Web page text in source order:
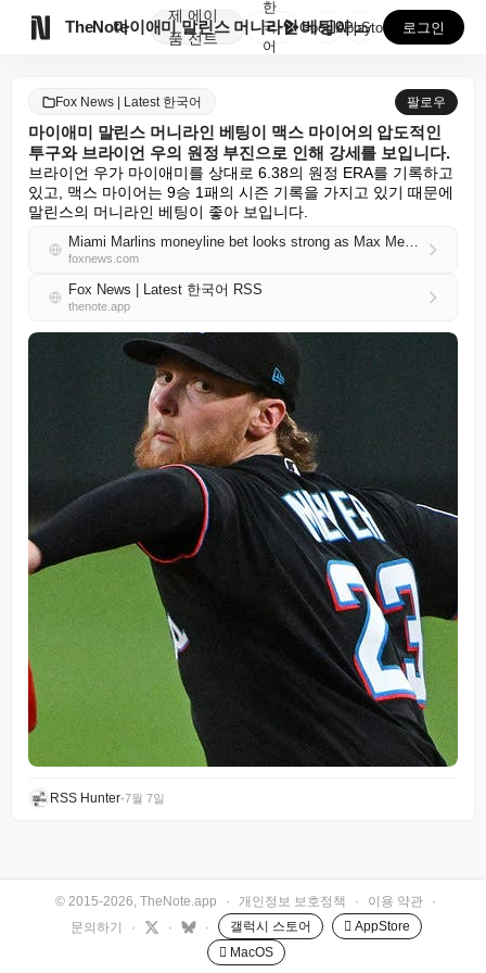
TheNote
제
품
에이
전트
마이애미 말린스 머니라인 베팅이 맥스 마이어의 압도적인...
한
국
어
GooglePlay
AppStore 로그인
Fox News | Latest 한국어 팔로우
마이애미 말린스 머니라인 베팅이 맥스 마이어의 압도적인
투구와 브라이언 우의 원정 부진으로 인해 강세를 보입니다.
브라이언 우가 마이애미를 상대로 6.38의 원정 ERA를 기록하고
있고, 맥스 마이어는 9승 1패의 시즌 기록을 가지고 있기 때문에
말린스의 머니라인 베팅이 좋아 보입니다.
Miami Marlins moneyline bet looks strong as Max Meyer dominates and Bryan Woo struggles on road
foxnews.com
Fox News | Latest 한국어 RSS
thenote.app
RSS Hunter•7월 7일
© 2015-2026, TheNote.app · 개인정보 보호정책 · 이용 약관
·
문의하기
· · · 갤럭시 스토어
 AppStore
 MacOS